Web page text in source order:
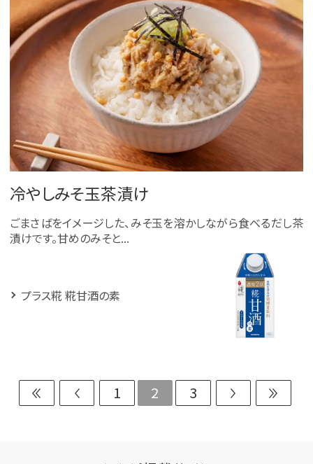
冷やしみそ玉茶漬け
ごまさばをイメージした、みそ玉を溶かしながら食べるだし茶
漬けです。甘めのみそと...
プラス糀 糀甘酒の素
1 2 3